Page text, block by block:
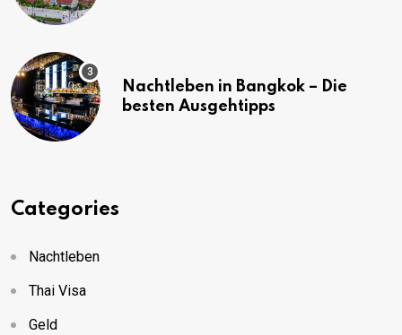
Nachtleben in Bangkok – Die
besten Ausgehtipps
Categories
Nachtleben
Thai Visa
Geld